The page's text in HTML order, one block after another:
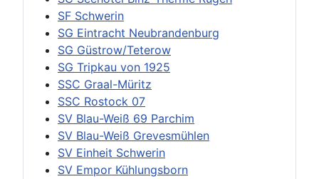
SF Schwerin
SG Eintracht Neubrandenburg
SG Güstrow/Teterow
SG Tripkau von 1925
SSC Graal-Müritz
SSC Rostock 07
SV Blau-Weiß 69 Parchim
SV Blau-Weiß Grevesmühlen
SV Einheit Schwerin
SV Empor Kühlungsborn